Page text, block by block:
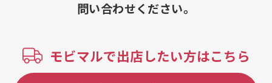
問い合わせください。
モビマルで出店したい方はこちら